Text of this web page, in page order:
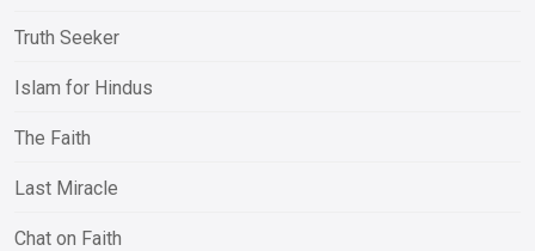
Truth Seeker
Islam for Hindus
The Faith
Last Miracle
Chat on Faith